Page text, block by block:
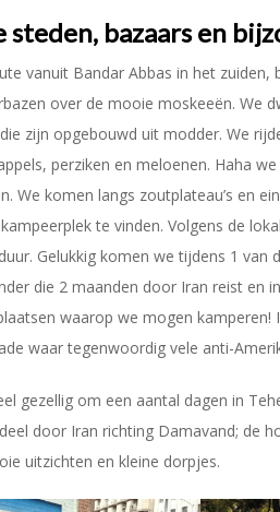
steden, bazaars en
vanuit Bandar Abbas in het
over de mooie moskeeën. We
zijn opgebouwd uit modder. We
perziken en meloenen. Haha
We komen langs zoutplateau’s en
te vinden. Volgens de
Gelukkig komen we tijdens 1 van
die 2 maanden door Iran reist en
waarop we mogen
waar tegenwoordig vele anti-
gezellig om een aantal dagen in
door Iran richting Damavand; de
uitzichten en kleine dorpjes.